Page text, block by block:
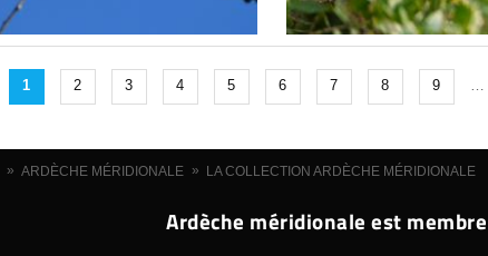
1 2 3 4 5 6 7 8 9 …
» ARDÈCHE MÉRIDIONALE » LA COLLECTION ARDÈCHE MÉRIDIONALE
Ardèche méridionale est